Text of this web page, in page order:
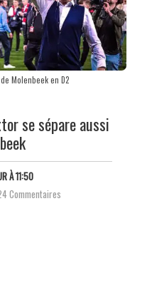
Molenbeek en D2
se sépare aussi
À 11:50
Commentaires